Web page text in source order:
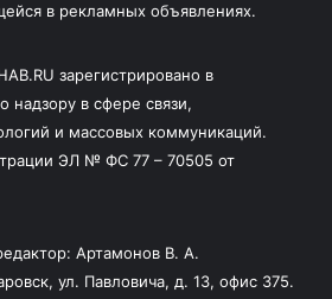
в рекламных объявлениях.
зарегистрировано в
в сфере связи,
и массовых коммуникаций.
ЭЛ № ФС 77 – 70505 от
Артамонов В. А.
ул. Павловича, д. 13, офис 375.